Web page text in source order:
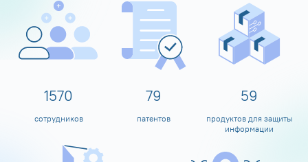
1600
сотрудников
80
патентов
60
продуктов для защиты
информации